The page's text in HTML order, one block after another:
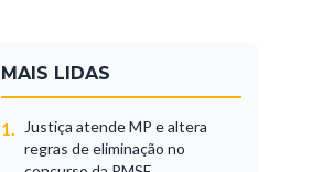
MAIS LIDAS
1.
Justiça atende MP e altera
regras de eliminação no